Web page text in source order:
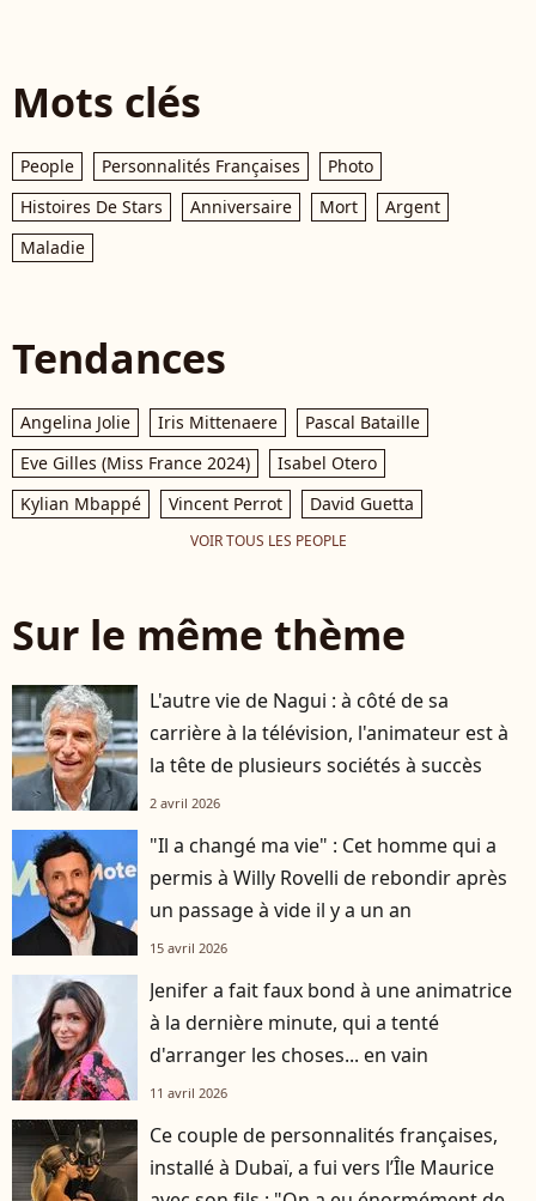
Mots clés
People Personnalités Françaises
Photo
Histoires De Stars
Anniversaire Mort
Argent
Maladie
Tendances
Angelina Jolie Iris Mittenaere
Pascal Bataille
Eve Gilles (Miss France 2024)
Isabel Otero
Kylian Mbappé
Vincent Perrot David Guetta
VOIR TOUS LES PEOPLE
Sur le même thème
L'autre vie de Nagui : à côté de sa
carrière à la télévision, l'animateur est à
la tête de plusieurs sociétés à succès
2 avril 2026
"Il a changé ma vie" : Cet homme qui a
permis à Willy Rovelli de rebondir après
un passage à vide il y a un an
15 avril 2026
Jenifer a fait faux bond à une animatrice
à la dernière minute, qui a tenté
d'arranger les choses... en vain
11 avril 2026
Ce couple de personnalités françaises,
installé à Dubaï, a fui vers l’Île Maurice